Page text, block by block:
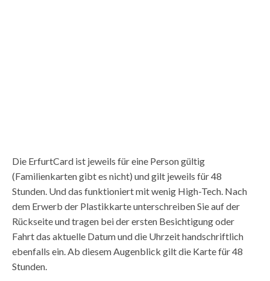
Die ErfurtCard ist jeweils für eine Person gültig
(Familienkarten gibt es nicht) und gilt jeweils für 48
Stunden. Und das funktioniert mit wenig High-Tech. Nach
dem Erwerb der Plastikkarte unterschreiben Sie auf der
Rückseite und tragen bei der ersten Besichtigung oder
Fahrt das aktuelle Datum und die Uhrzeit handschriftlich
ebenfalls ein. Ab diesem Augenblick gilt die Karte für 48
Stunden.